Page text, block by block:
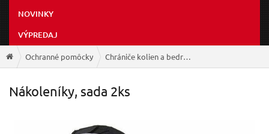
NOVINKY
VÝPREDAJ
Ochranné pomôcky Chrániče kolien a bedrové pásy
Nákoleníky, sada 2ks